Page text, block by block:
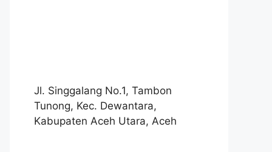
Jl. Singgalang No.1, Tambon
Tunong, Kec. Dewantara,
Kabupaten Aceh Utara, Aceh